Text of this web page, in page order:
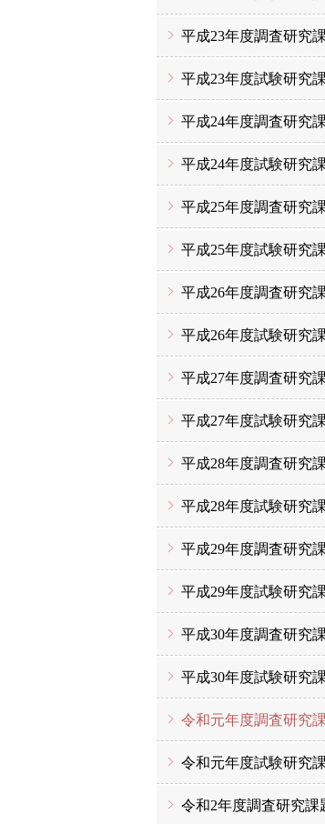
平成23年度調査研究
平成23年度試験研究
平成24年度調査研究
平成24年度試験研究
平成25年度調査研究
平成25年度試験研究
平成26年度調査研究
平成26年度試験研究
平成27年度調査研究
平成27年度試験研究
平成28年度調査研究
平成28年度試験研究
平成29年度調査研究
平成29年度試験研究
平成30年度調査研究
平成30年度試験研究
令和元年度調査研究
令和元年度試験研究
令和2年度調査研究課